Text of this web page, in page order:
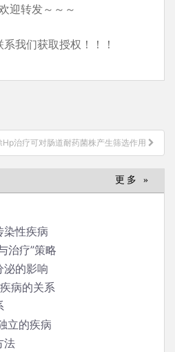
迎转发～～～
系我们获取授权！！！
Hp治疗可对肠道耐药菌株产生筛选作用
更多 »
染性疾病
治疗”策略
泌的影响
病的关系
立的疾病
法